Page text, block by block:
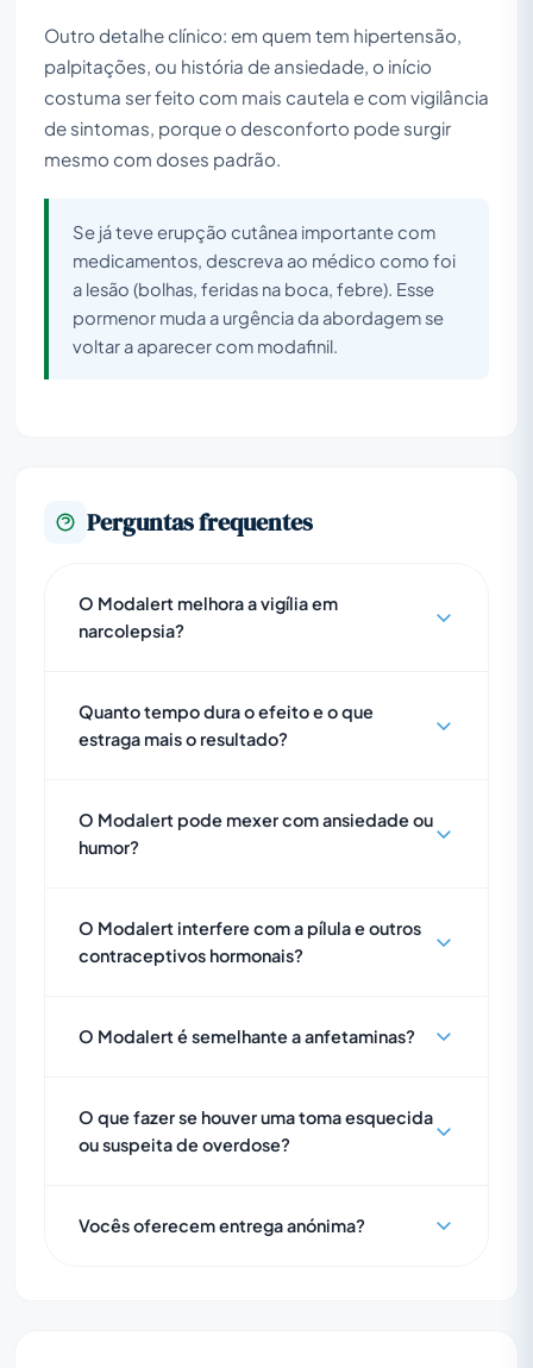
Outro detalhe clínico: em quem tem hipertensão,
palpitações, ou história de ansiedade, o início
costuma ser feito com mais cautela e com vigilância
de sintomas, porque o desconforto pode surgir
mesmo com doses padrão.
Se já teve erupção cutânea importante com
medicamentos, descreva ao médico como foi
a lesão (bolhas, feridas na boca, febre). Esse
pormenor muda a urgência da abordagem se
voltar a aparecer com modafinil.
Perguntas frequentes
O Modalert melhora a vigília em
narcolepsia?
Quanto tempo dura o efeito e o que
estraga mais o resultado?
O Modalert pode mexer com ansiedade ou
humor?
O Modalert interfere com a pílula e outros
contraceptivos hormonais?
O Modalert é semelhante a anfetaminas?
O que fazer se houver uma toma esquecida
ou suspeita de overdose?
Vocês oferecem entrega anónima?